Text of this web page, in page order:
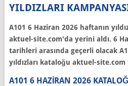
YILDIZLARI
A101 6 Haziran 2026 haftanın
aktuel-site.com'da yerini aldı. 6
tarihleri arasında geçerli olacak
yıldızları kataloğu aktuel-site.com
A101 6 HAZIRAN 2026